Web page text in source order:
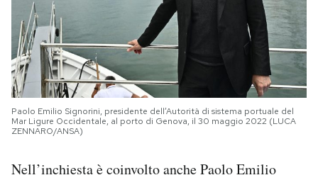
Paolo Emilio Signorini, presidente dell’Autorità di sistema portuale del
Mar Ligure Occidentale, al porto di Genova, il 30 maggio 2022 (LUCA
ZENNARO/ANSA)
Nell’inchiesta è coinvolto anche Paolo Emilio